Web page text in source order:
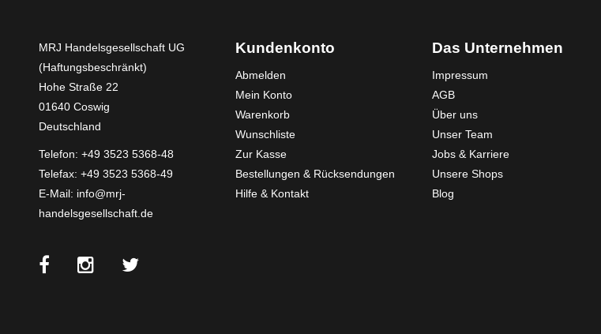
MRJ Handelsgesellschaft UG
(Haftungsbeschränkt)
Hohe Straße 22
01640 Coswig
Deutschland
Telefon: +49 3523 5368-48
Telefax: +49 3523 5368-49
E-Mail: info@mrj-
handelsgesellschaft.de
Kundenkonto
Abmelden
Mein Konto
Warenkorb
Wunschliste
Zur Kasse
Bestellungen & Rücksendungen
Hilfe & Kontakt
Das Unternehmen
Impressum
AGB
Über uns
Unser Team
Jobs & Karriere
Unsere Shops
Blog